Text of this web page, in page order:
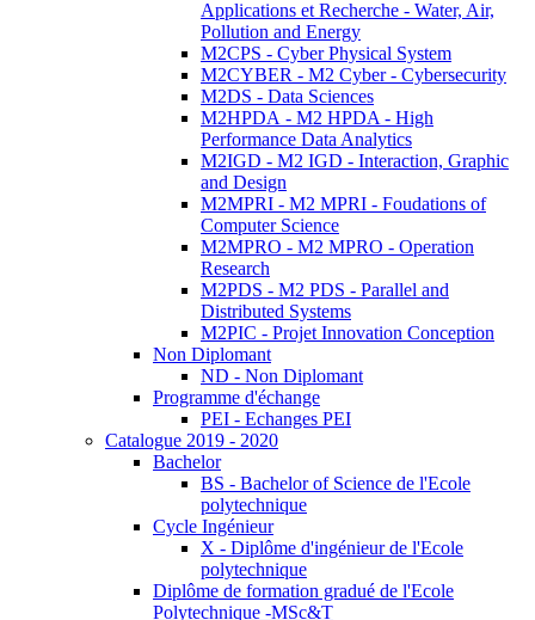
Applications et Recherche - Water, Air,
Pollution and Energy
M2CPS - Cyber Physical System
M2CYBER - M2 Cyber - Cybersecurity
M2DS - Data Sciences
M2HPDA - M2 HPDA - High
Performance Data Analytics
M2IGD - M2 IGD - Interaction, Graphic
and Design
M2MPRI - M2 MPRI - Foudations of
Computer Science
M2MPRO - M2 MPRO - Operation
Research
M2PDS - M2 PDS - Parallel and
Distributed Systems
M2PIC - Projet Innovation Conception
Non Diplomant
ND - Non Diplomant
Programme d'échange
PEI - Echanges PEI
Catalogue 2019 - 2020
Bachelor
BS - Bachelor of Science de l'Ecole
polytechnique
Cycle Ingénieur
X - Diplôme d'ingénieur de l'Ecole
polytechnique
Diplôme de formation gradué de l'Ecole
Polytechnique -MSc&T